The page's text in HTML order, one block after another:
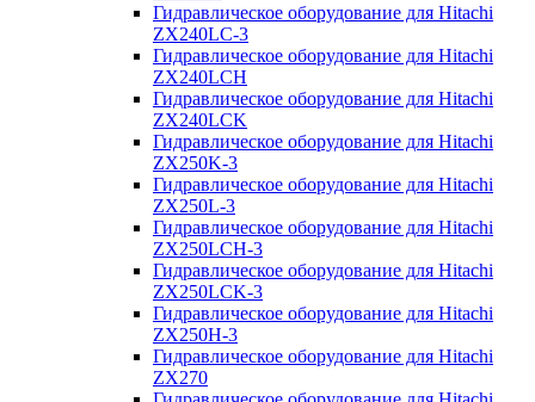
Гидравлическое оборудование для Hitachi
ZX240LC-3
Гидравлическое оборудование для Hitachi
ZX240LCH
Гидравлическое оборудование для Hitachi
ZX240LCK
Гидравлическое оборудование для Hitachi
ZX250K-3
Гидравлическое оборудование для Hitachi
ZX250L-3
Гидравлическое оборудование для Hitachi
ZX250LCH-3
Гидравлическое оборудование для Hitachi
ZX250LCK-3
Гидравлическое оборудование для Hitachi
ZX250Н-3
Гидравлическое оборудование для Hitachi
ZX270